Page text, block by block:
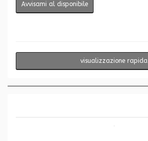
Avvisami al disponibile
visualizzazione rapida